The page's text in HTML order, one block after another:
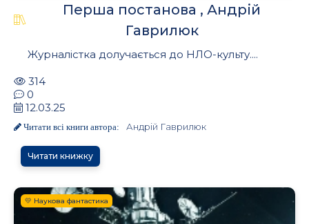
Перша постанова , Андрій
Гаврилюк
Журналістка долучається до НЛО-культу....
314
0
12.03.25
Читати всі книги автора: Андрій Гаврилюк
Читати книжку
💛 Наукова фантастика